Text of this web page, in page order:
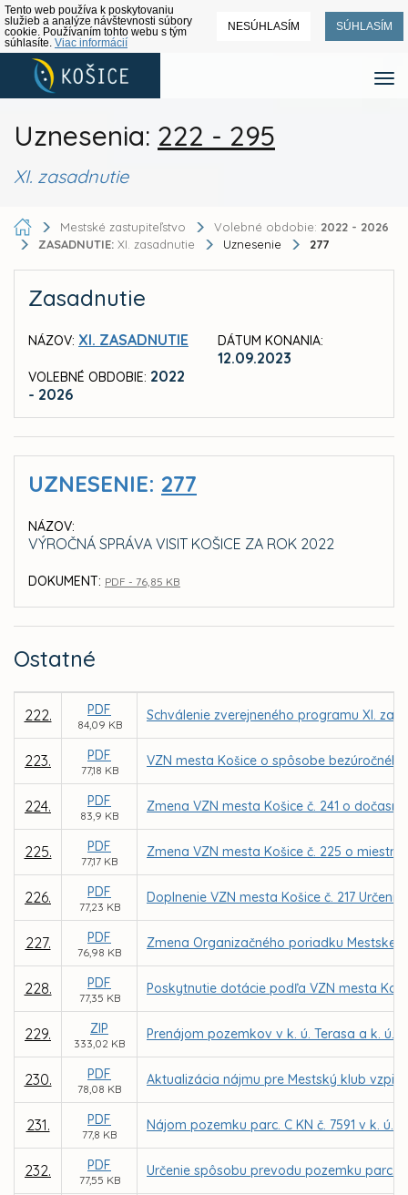
Tento web používa k poskytovaniu
služieb a analýze návštevnosti súbory
cookie. Používaním tohto webu s tým
súhlasíte. Viac informácií
NESÚHLASÍM SÚHLASÍM
Uznesenia: 222 - 295
XI. zasadnutie
Mestské zastupiteľstvo Volebné obdobie: 2022 - 2026
ZASADNUTIE: XI. zasadnutie Uznesenie 277
Zasadnutie
NÁZOV: XI. ZASADNUTIE
VOLEBNÉ OBDOBIE: 2022
- 2026
DÁTUM KONANIA:
12.09.2023
UZNESENIE: 277
NÁZOV:
VÝROČNÁ SPRÁVA VISIT KOŠICE ZA ROK 2022
DOKUMENT: PDF - 76,85 KB
Ostatné
222. PDF
84,09 KB
Schválenie zverejneného programu XI.
223. PDF
77,18 KB
VZN mesta Košice o spôsobe
224. PDF
83,9 KB
Zmena VZN mesta Košice č. 241 o
225. PDF
77,17 KB
Zmena VZN mesta Košice č. 225 o
226. PDF
77,23 KB
Doplnenie VZN mesta Košice č. 217
227. PDF
76,98 KB
Zmena Organizačného poriadku Mestskej
228. PDF
77,35 KB
Poskytnutie dotácie podľa VZN mesta
229. ZIP
333,02 KB
Prenájom pozemkov v k. ú. Terasa a k. ú.
230. PDF
78,08 KB
Aktualizácia nájmu pre Mestský klub
231. PDF
77,8 KB
Nájom pozemku parc. C KN č. 7591 v k.
232. PDF
77,55 KB
Určenie spôsobu prevodu pozemku parc.